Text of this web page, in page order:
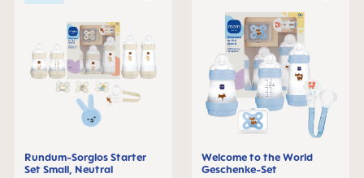
Rundum-Sorglos Starter
Set Small, Neutral
Welcome to the World
Geschenke-Set